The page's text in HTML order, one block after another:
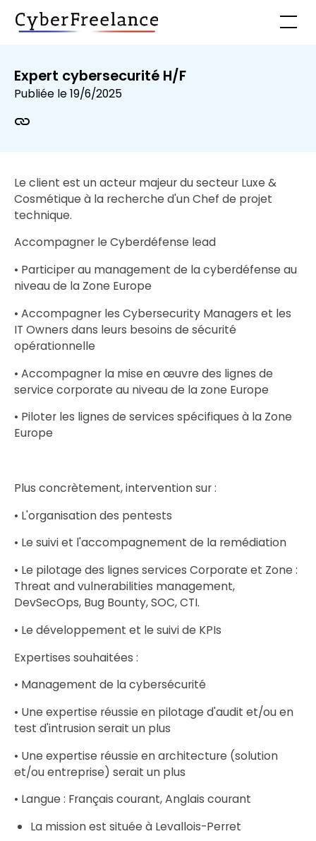
Expert cybersecurité H/F
Publiée le19/6/2025
Le client est un acteur majeur du secteur Luxe &
Cosmétique à la recherche d'un Chef de projet
technique.
Accompagner le Cyberdéfense lead
• Participer au management de la cyberdéfense au
niveau de la Zone Europe
• Accompagner les Cybersecurity Managers et les
IT Owners dans leurs besoins de sécurité
opérationnelle
• Accompagner la mise en œuvre des lignes de
service corporate au niveau de la zone Europe
• Piloter les lignes de services spécifiques à la Zone
Europe
Plus concrètement, intervention sur :
• L'organisation des pentests
• Le suivi et l'accompagnement de la remédiation
• Le pilotage des lignes services Corporate et Zone :
Threat and vulnerabilities management,
DevSecOps, Bug Bounty, SOC, CTI.
• Le développement et le suivi de KPIs
Expertises souhaitées :
• Management de la cybersécurité
• Une expertise réussie en pilotage d'audit et/ou en
test d'intrusion serait un plus
• Une expertise réussie en architecture (solution
et/ou entreprise) serait un plus
• Langue : Français courant, Anglais courant
La mission est située à Levallois-Perret